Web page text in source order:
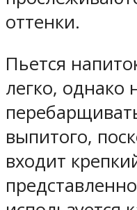
оттенки.
Пьется
легко, однако
выпитого,
входит